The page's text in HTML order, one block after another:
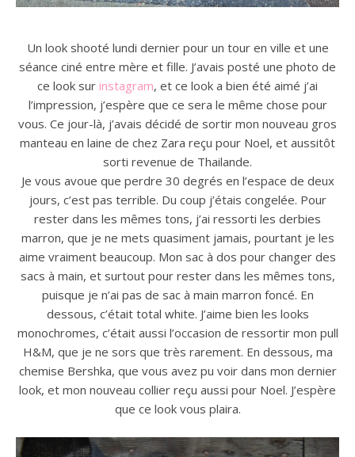
Un look shooté lundi dernier pour un tour en ville et une
séance ciné entre mère et fille. J’avais posté une photo de
ce look sur instagram, et ce look a bien été aimé j’ai
l’impression, j’espère que ce sera le même chose pour
vous. Ce jour-là, j’avais décidé de sortir mon nouveau gros
manteau en laine de chez Zara reçu pour Noel, et aussitôt
sorti revenue de Thailande.
Je vous avoue que perdre 30 degrés en l’espace de deux
jours, c’est pas terrible. Du coup j’étais congelée. Pour
rester dans les mêmes tons, j’ai ressorti les derbies
marron, que je ne mets quasiment jamais, pourtant je les
aime vraiment beaucoup. Mon sac à dos pour changer des
sacs à main, et surtout pour rester dans les mêmes tons,
puisque je n’ai pas de sac à main marron foncé. En
dessous, c’était total white. J’aime bien les looks
monochromes, c’était aussi l’occasion de ressortir mon pull
H&M, que je ne sors que très rarement. En dessous, ma
chemise Bershka, que vous avez pu voir dans mon dernier
look, et mon nouveau collier reçu aussi pour Noel. J’espère
que ce look vous plaira.